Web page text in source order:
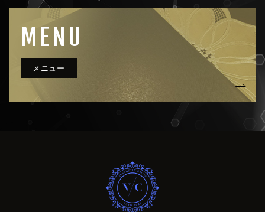
MENU
very clue